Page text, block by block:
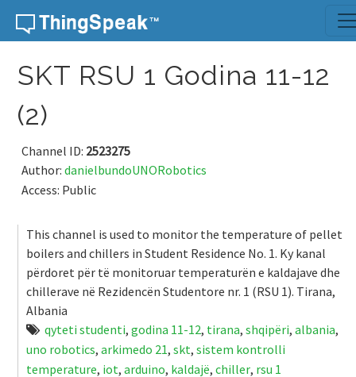
Skip to content
SKT RSU 1 Godina 11-12
(2)
Channel ID: 2523275
Author: danielbundoUNORobotics
Access: Public
This channel is used to monitor the temperature of pellet
boilers and chillers in Student Residence No. 1. Ky kanal
përdoret për të monitoruar temperaturën e kaldajave dhe
chillerave në Rezidencën Studentore nr. 1 (RSU 1). Tirana,
Albania
qyteti studenti, godina 11-12, tirana, shqipëri, albania,
uno robotics, arkimedo 21, skt, sistem kontrolli
temperature, iot, arduino, kaldajë, chiller, rsu 1